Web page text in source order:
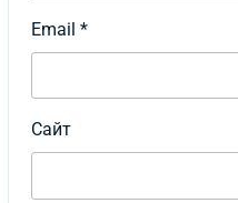
Email *
Сайт